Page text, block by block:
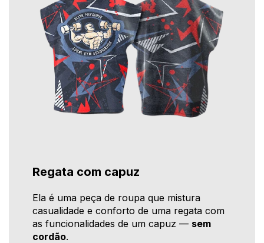
Regata com capuz
Ela é uma peça de roupa que mistura
casualidade e conforto de uma regata com
as funcionalidades de um capuz — sem
cordão.